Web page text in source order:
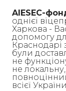
AIESEC-
однієї
Харкова -
допомогу
Краснодарі
були
не
не локальну,
всієї